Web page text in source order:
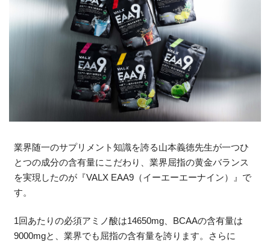
業界随一のサプリメント知識を誇る山本義徳先生が一つひ
とつの成分の含有量にこだわり、業界屈指の黄金バランス
を実現したのが『VALX EAA9（イーエーエーナイン）』で
す。
1回あたりの必須アミノ酸は14650mg、BCAAの含有量は
9000mgと、業界でも屈指の含有量を誇ります。さらに